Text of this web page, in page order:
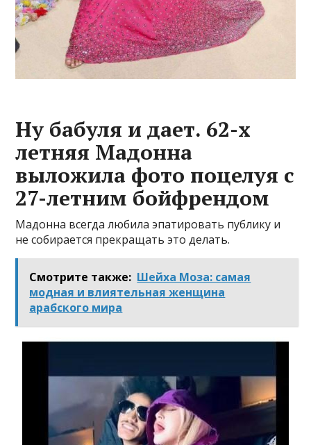
Ну бабуля и дает. 62-х
летняя Мадонна
выложила фото поцелуя с
27-летним бойфрендом
Мадонна всегда любила эпатировать публику и
не собирается прекращать это делать.
Смотрите также: Шейха Моза: самая
модная и влиятельная женщина
арабского мира